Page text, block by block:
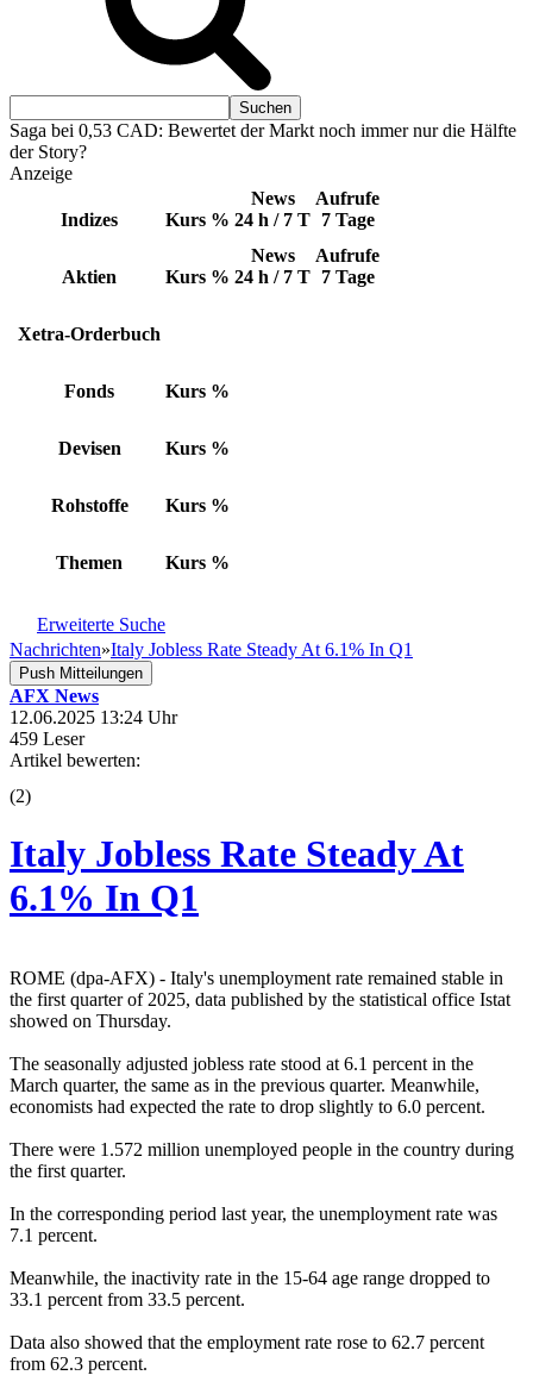
Saga bei 0,53 CAD: Bewertet der Markt noch immer nur die Hälfte
der Story?
Anzeige
Indizes Kurs %
News
24 h / 7 T
Aufrufe
7 Tage
Aktien Kurs %
News
24 h / 7 T
Aufrufe
7 Tage
Xetra-Orderbuch
Fonds Kurs %
Devisen Kurs %
Rohstoffe Kurs %
Themen Kurs %
Erweiterte Suche
Nachrichten»Italy Jobless Rate Steady At 6.1% In Q1
Push Mitteilungen
AFX News
12.06.2025 13:24 Uhr
459 Leser
Artikel bewerten:
(2)
Italy Jobless Rate Steady At
6.1% In Q1
ROME (dpa-AFX) - Italy's unemployment rate remained stable in
the first quarter of 2025, data published by the statistical office Istat
showed on Thursday.
The seasonally adjusted jobless rate stood at 6.1 percent in the
March quarter, the same as in the previous quarter. Meanwhile,
economists had expected the rate to drop slightly to 6.0 percent.
There were 1.572 million unemployed people in the country during
the first quarter.
In the corresponding period last year, the unemployment rate was
7.1 percent.
Meanwhile, the inactivity rate in the 15-64 age range dropped to
33.1 percent from 33.5 percent.
Data also showed that the employment rate rose to 62.7 percent
from 62.3 percent.